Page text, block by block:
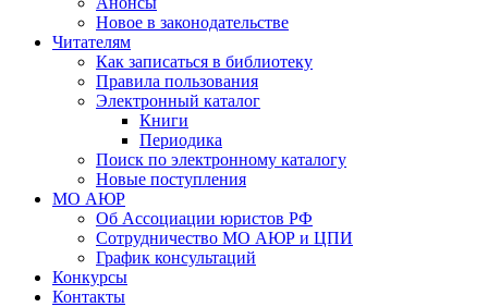
Новое в законодательстве
Читателям
Как записаться в библиотеку
Правила пользования
Электронный каталог
Книги
Периодика
Поиск по электронному каталогу
Новые поступления
МО АЮР
Об Ассоциации юристов РФ
Сотрудничество МО АЮР и ЦПИ
График консультаций
Конкурсы
Контакты